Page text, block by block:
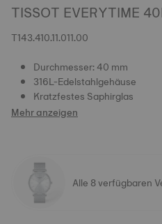
TISSOT EVERYTIME
T143.410.11.011.00
Durchmesser: 40 mm
316L-Edelstahlgehäuse
Kratzfestes Saphirglas
Mehr anzeigen
Alle 8 verfügbaren